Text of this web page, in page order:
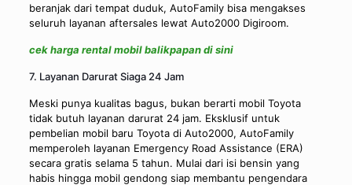
beranjak dari tempat duduk, AutoFamily bisa mengakses
seluruh layanan aftersales lewat Auto2000 Digiroom.
cek harga rental mobil balikpapan di sini
7. Layanan Darurat Siaga 24 Jam
Meski punya kualitas bagus, bukan berarti mobil Toyota
tidak butuh layanan darurat 24 jam. Eksklusif untuk
pembelian mobil baru Toyota di Auto2000, AutoFamily
memperoleh layanan Emergency Road Assistance (ERA)
secara gratis selama 5 tahun. Mulai dari isi bensin yang
habis hingga mobil gendong siap membantu pengendara